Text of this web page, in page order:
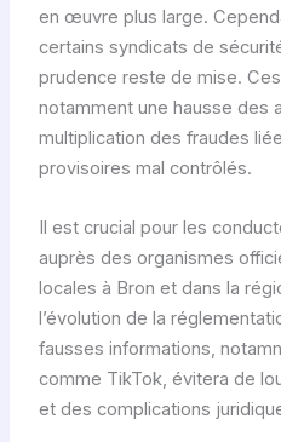
en œuvre plus large.
certains syndicats de
prudence reste de mise.
notamment une hausse des
multiplication des fraudes
provisoires mal contrôlés.
Il est crucial pour les
auprès des organismes
locales à Bron et dans la
l’évolution de la
fausses informations,
comme TikTok, évitera de
et des complications